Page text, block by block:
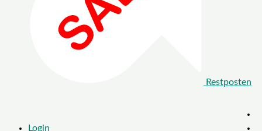
Restposten
Login